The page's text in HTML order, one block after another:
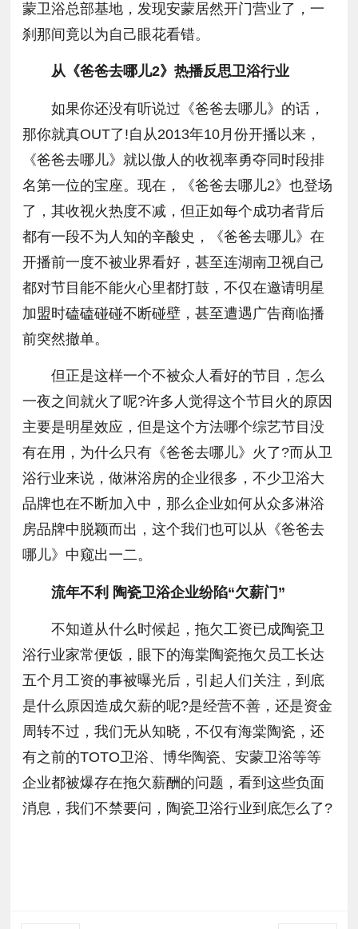
蒙卫浴总部基地，发现安蒙居然开门营业了，一
刹那间竟以为自己眼花看错。
从《爸爸去哪儿2》热播反思卫浴行业
如果你还没有听说过《爸爸去哪儿》的话，
那你就真OUT了!自从2013年10月份开播以来，
《爸爸去哪儿》就以傲人的收视率勇夺同时段排
名第一位的宝座。现在，《爸爸去哪儿2》也登场
了，其收视火热度不减，但正如每个成功者背后
都有一段不为人知的辛酸史，《爸爸去哪儿》在
开播前一度不被业界看好，甚至连湖南卫视自己
都对节目能不能火心里都打鼓，不仅在邀请明星
加盟时磕磕碰碰不断碰壁，甚至遭遇广告商临播
前突然撤单。
但正是这样一个不被众人看好的节目，怎么
一夜之间就火了呢?许多人觉得这个节目火的原因
主要是明星效应，但是这个方法哪个综艺节目没
有在用，为什么只有《爸爸去哪儿》火了?而从卫
浴行业来说，做淋浴房的企业很多，不少卫浴大
品牌也在不断加入中，那么企业如何从众多淋浴
房品牌中脱颖而出，这个我们也可以从《爸爸去
哪儿》中窥出一二。
流年不利 陶瓷卫浴企业纷陷“欠薪门”
不知道从什么时候起，拖欠工资已成陶瓷卫
浴行业家常便饭，眼下的海棠陶瓷拖欠员工长达
五个月工资的事被曝光后，引起人们关注，到底
是什么原因造成欠薪的呢?是经营不善，还是资金
周转不过，我们无从知晓，不仅有海棠陶瓷，还
有之前的TOTO卫浴、博华陶瓷、安蒙卫浴等等
企业都被爆存在拖欠薪酬的问题，看到这些负面
消息，我们不禁要问，陶瓷卫浴行业到底怎么了?